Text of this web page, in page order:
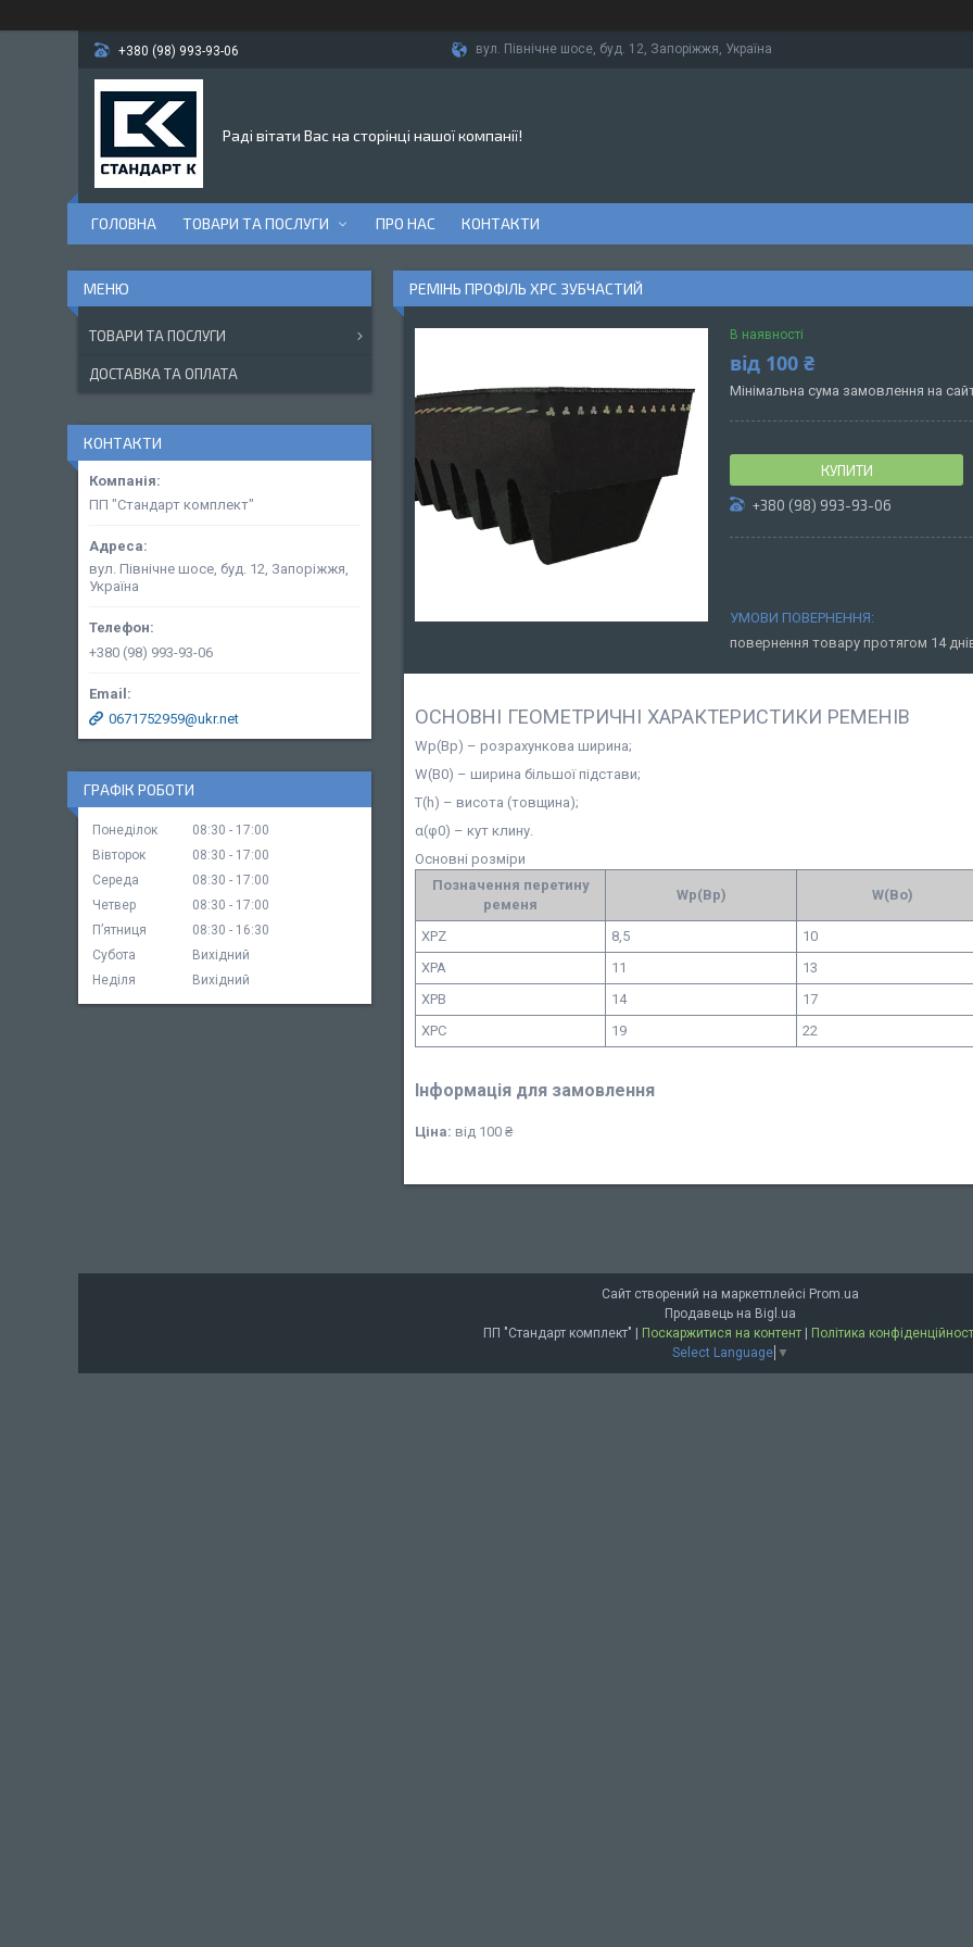
+380 (98) 993-93-06 вул. Північне шосе, буд. 12, Запоріжжя, Україна
Раді вітати Вас на сторінці нашої компанії!
ГОЛОВНА ТОВАРИ ТА ПОСЛУГИ ПРО НАС КОНТАКТИ
РЕМІНЬ ПРОФІЛЬ XPC ЗУБЧАСТИЙ
В наявності
від 100 ₴
Мінімальна сума замовлення на
КУПИТИ
+380 (98) 993-93-06
повернення товару протягом 14
ОСНОВНІ ГЕОМЕТРИЧНІ ХАРАКТЕРИСТИКИ РЕМЕНІВ
Wp(Bp) – розрахункова ширина;
W(B0) – ширина більшої підстави;
T(h) – висота (товщина);
α(φ0) – кут клину.
Основні розміри
Позначення перетину
ременя
Wp(Вр) W(Во)
XPZ 8,5 10
XPA
11 13
XPB
14 17
XPC
19 22
Інформація для замовлення
Ціна: від 100 ₴
ТОВАРИ ТА ПОСЛУГИ
ДОСТАВКА ТА ОПЛАТА
КОНТАКТИ
ПП "Стандарт комплект"
вул. Північне шосе, буд. 12, Запоріжжя,
Україна
+380 (98) 993-93-06
0671752959@ukr.net
ГРАФІК РОБОТИ
Понеділок 08:30
17:00
Вівторок
08:30
17:00
Середа
08:30
17:00
Четвер
08:30
17:00
Пʼятниця
08:30
16:30
Субота
Вихідний
Неділя
Вихідний
Сайт створений на маркетплейсі Prom.ua
Продавець на Bigl.ua
ПП "Стандарт комплект" | Поскаржитися на контент | Політика
Select Language ▼